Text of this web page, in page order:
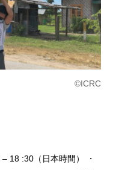
©ICRC
18 :30（日本時間）
・